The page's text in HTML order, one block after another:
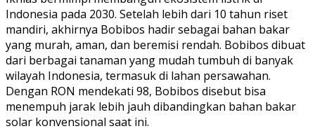
Indonesia pada 2030. Setelah lebih dari 10 tahun riset
mandiri, akhirnya Bobibos hadir sebagai bahan bakar
yang murah, aman, dan beremisi rendah. Bobibos dibuat
dari berbagai tanaman yang mudah tumbuh di banyak
wilayah Indonesia, termasuk di lahan persawahan.
Dengan RON mendekati 98, Bobibos disebut bisa
menempuh jarak lebih jauh dibandingkan bahan bakar
solar konvensional saat ini.